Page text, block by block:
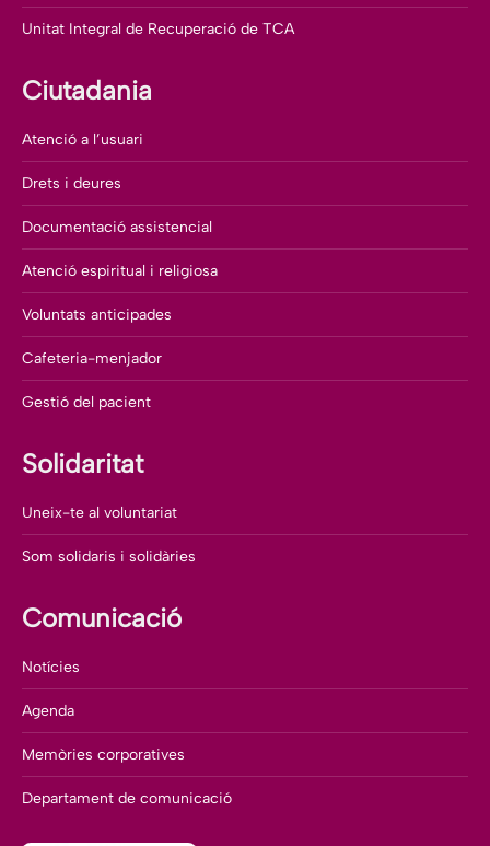
Unitat Integral de Recuperació de TCA
Ciutadania
Atenció a l’usuari
Drets i deures
Documentació assistencial
Atenció espiritual i religiosa
Voluntats anticipades
Cafeteria-menjador
Gestió del pacient
Solidaritat
Uneix-te al voluntariat
Som solidaris i solidàries
Comunicació
Notícies
Agenda
Memòries corporatives
Departament de comunicació